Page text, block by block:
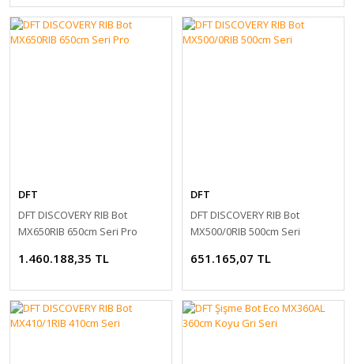
DFT
DFT DISCOVERY RIB Bot
MX650RIB 650cm Seri Pro
1.460.188,35 TL
DFT
DFT DISCOVERY RIB Bot
MX500/0RIB 500cm Seri
651.165,07 TL